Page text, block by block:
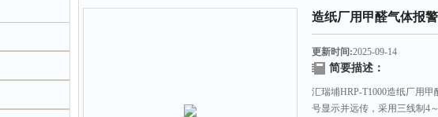
造纸厂用甲醛气体报
更新时间:2025-09-14
简要描述：
汇瑞埔HRP-T1000造纸厂用
号显示并远传，采用三线制4